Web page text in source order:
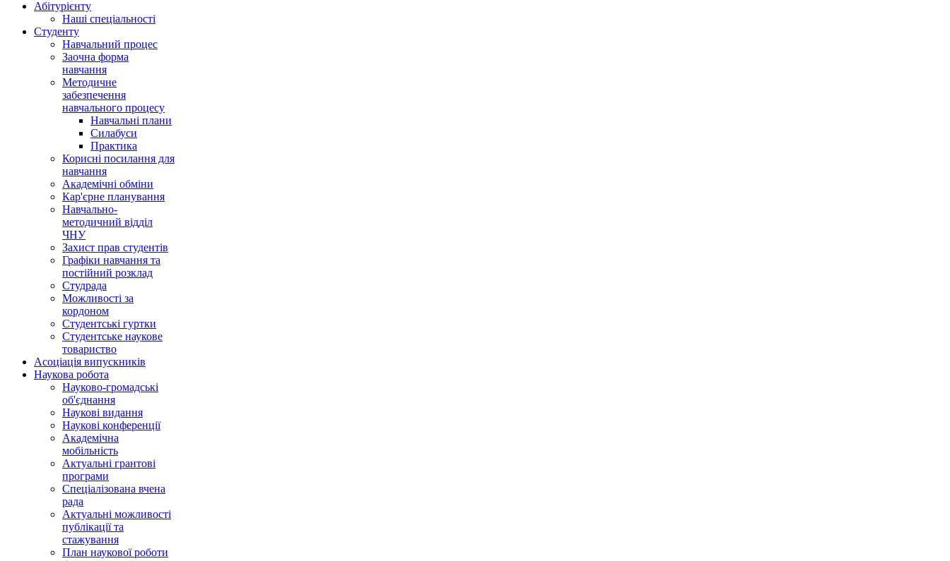
Абітурієнту
Наші спеціальності
Студенту
Навчальний процес
Заочна форма
навчання
Методичне
забезпечення
навчального процесу
Навчальні плани
Силабуси
Практика
Корисні посилання для
навчання
Академічні обміни
Кар'єрне планування
Навчально-
методичний відділ
ЧНУ
Захист прав студентів
Графіки навчання та
постійний розклад
Студрада
Можливості за
кордоном
Студентські гуртки
Студентське наукове
товариство
Асоціація випускників
Наукова робота
Науково-громадські
об'єднання
Наукові видання
Наукові конференції
Академічна
мобільність
Актуальні грантові
програми
Спеціалізована вчена
рада
Актуальні можливості
публікації та
стажування
План наукової роботи